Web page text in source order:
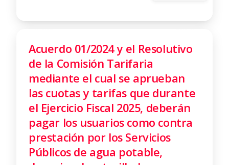
Acuerdo 01/2024 y el Resolutivo
de la Comisión Tarifaria
mediante el cual se aprueban
las cuotas y tarifas que durante
el Ejercicio Fiscal 2025, deberán
pagar los usuarios como contra
prestación por los Servicios
Públicos de agua potable,